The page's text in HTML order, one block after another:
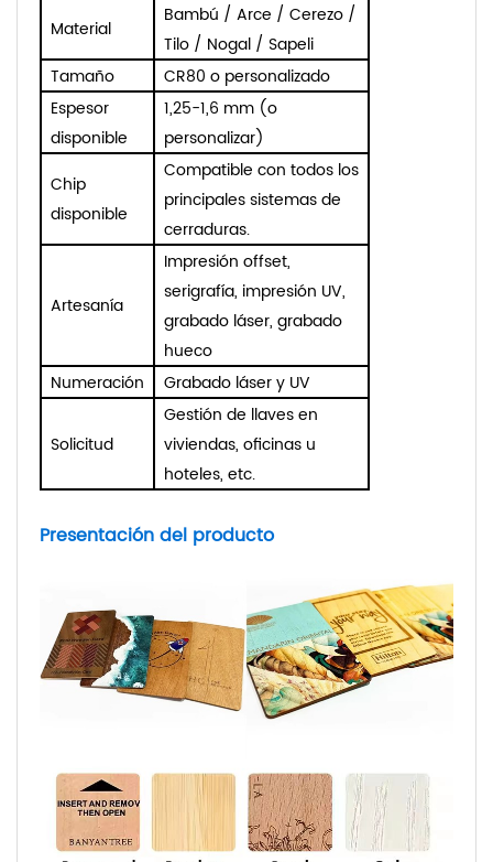
Material
Bambú / Arce / Cerezo /
Tilo / Nogal / Sapeli
Tamaño
CR80 o personalizado
Espesor
disponible
1,25-1,6 mm (o
personalizar)
Chip
disponible
Compatible con todos los
principales sistemas de
cerraduras.
Artesanía
Impresión offset,
serigrafía, impresión UV,
grabado láser, grabado
hueco
Numeración
Grabado láser y UV
Solicitud
Gestión de llaves en
viviendas, oficinas u
hoteles, etc.
Presentación del producto